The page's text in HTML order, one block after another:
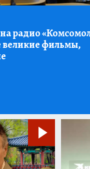
радио
великие фильмы,